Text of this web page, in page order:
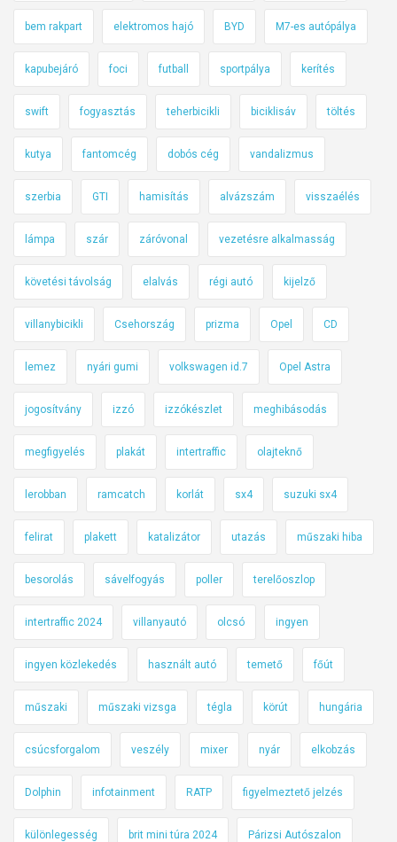
bem rakpart elektromos hajó BYD M7-es autópálya
kapubejáró foci futball sportpálya kerítés
swift fogyasztás teherbicikli biciklisáv töltés
kutya fantomcég dobós cég vandalizmus
szerbia GTI hamisítás alvázszám visszaélés
lámpa szár záróvonal vezetésre alkalmasság
követési távolság elalvás régi autó kijelző
villanybicikli Csehország prizma Opel CD
lemez nyári gumi volkswagen id.7 Opel Astra
jogosítvány izzó izzókészlet meghibásodás
megfigyelés plakát intertraffic olajteknő
lerobban ramcatch korlát sx4 suzuki sx4
felirat plakett katalizátor utazás műszaki hiba
besorolás sávelfogyás poller terelőoszlop
intertraffic 2024 villanyautó olcsó ingyen
ingyen közlekedés használt autó temető főút
műszaki műszaki vizsga tégla körút hungária
csúcsforgalom veszély mixer nyár elkobzás
Dolphin infotainment RATP figyelmeztető jelzés
különlegesség brit mini túra 2024 Párizsi Autószalon